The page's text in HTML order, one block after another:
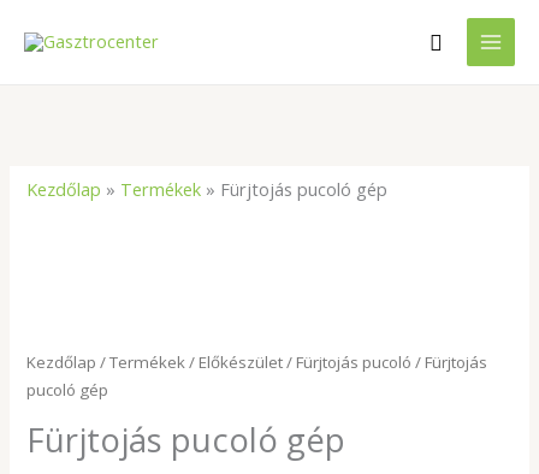
Search
Kezdőlap » Termékek » Fürjtojás pucoló gép
Kezdőlap /Termékek/ Előkészület/ Fürjtojás pucoló / Fürjtojás
pucoló gép
Fürjtojás pucoló gép